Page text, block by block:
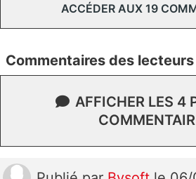
ACCÉDER AUX 19
Commentaires des
AFFICHER LES 4